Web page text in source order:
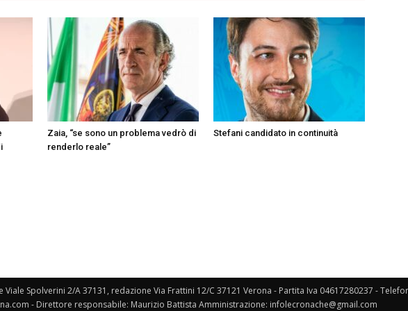
Zaia, “se sono un problema vedrò di
renderlo reale”
Stefani candidato in continuità
Viale Spolverini 2/A 37131, redazione Via Frattini 12/C 37121 Verona - Partita Iva 04617280237 -
- Direttore responsabile: Maurizio Battista Amministrazione: infolecronache@gmail.com